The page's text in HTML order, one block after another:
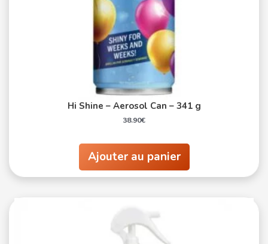
Hi Shine – Aerosol Can – 341 g
38.90€
Ajouter au panier